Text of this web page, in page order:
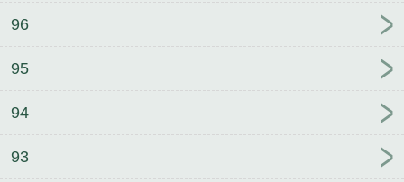
我嬷嬷你
如何
96
95
94
93